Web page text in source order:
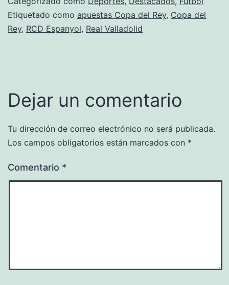
Etiquetado como apuestas Copa del Rey, Copa del
Rey, RCD Espanyol, Real Valladolid
Dejar un comentario
Tu dirección de correo electrónico no será publicada.
Los campos obligatorios están marcados con *
Comentario *